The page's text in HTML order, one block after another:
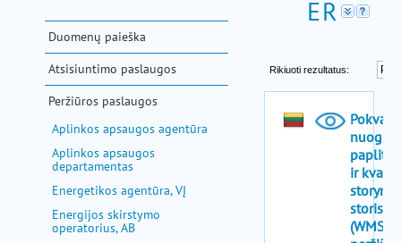
žemėlapiai
el. paslaugos
paieška
teminės sritys
Duomenų paieška
Atsisiuntimo paslaugos
Peržiūros paslaugos
Aplinkos apsaugos agentūra
Aplinkos apsaugos
departamentas
Energetikos agentūra, VĮ
Energijos skirstymo
operatorius, AB